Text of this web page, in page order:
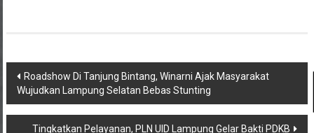
Navigasi
pos
Roadshow Di Tanjung Bintang, Winarni Ajak Masyarakat
Wujudkan Lampung Selatan Bebas Stunting
Tingkatkan Pelayanan, PLN UID Lampung Gelar Bakti PDKB